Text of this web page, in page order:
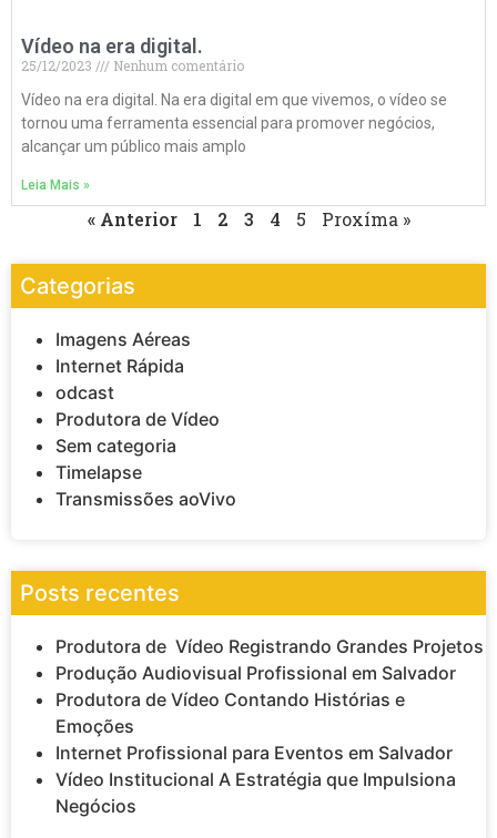
Vídeo na era digital.
25/12/2023
Nenhum comentário
Vídeo na era digital. Na era digital em que vivemos, o vídeo se
tornou uma ferramenta essencial para promover negócios,
alcançar um público mais amplo
Leia Mais »
« Anterior 1 2 3 4 5 Proxíma »
Categorias
Imagens Aéreas
Internet Rápida
odcast
Produtora de Vídeo
Sem categoria
Timelapse
Transmissões aoVivo
Posts recentes
Produtora de Vídeo Registrando Grandes Projetos
Produção Audiovisual Profissional em Salvador
Produtora de Vídeo Contando Histórias e
Emoções
Internet Profissional para Eventos em Salvador
Vídeo Institucional A Estratégia que Impulsiona
Negócios